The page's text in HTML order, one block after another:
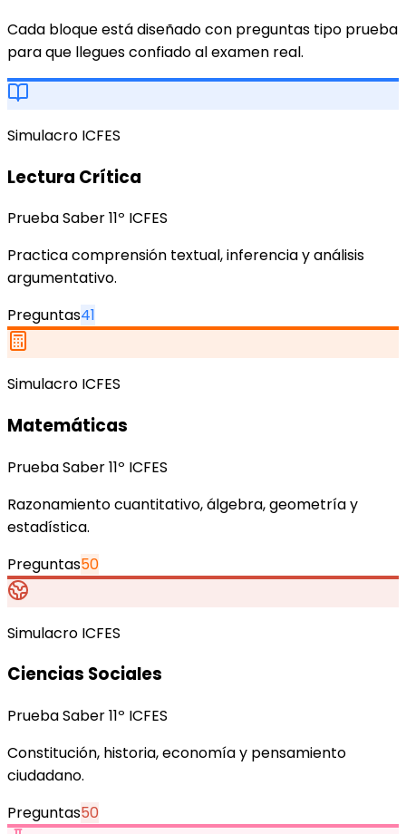
Cada bloque está diseñado con preguntas tipo prueba
para que llegues confiado al examen real.
Simulacro ICFES
Lectura Crítica
Prueba Saber 11º ICFES
Practica comprensión textual, inferencia y análisis
argumentativo.
Preguntas41
Simulacro ICFES
Matemáticas
Prueba Saber 11º ICFES
Razonamiento cuantitativo, álgebra, geometría y
estadística.
Preguntas50
Simulacro ICFES
Ciencias Sociales
Prueba Saber 11º ICFES
Constitución, historia, economía y pensamiento
ciudadano.
Preguntas50